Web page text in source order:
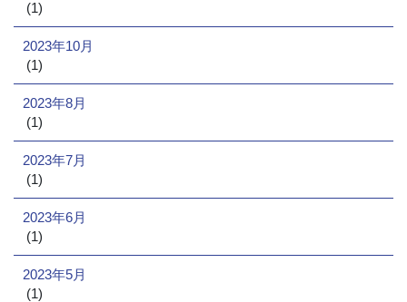
(1)
2023年10月
(1)
2023年8月
(1)
2023年7月
(1)
2023年6月
(1)
2023年5月
(1)